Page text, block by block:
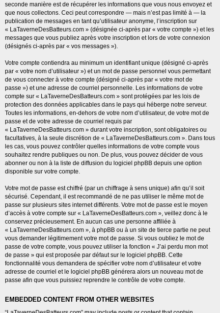
seconde manière est de récupérer les informations que vous nous envoyez et
que nous collectons. Ceci peut correspondre — mais n’est pas limité à — la
publication de messages en tant qu’utilisateur anonyme, l’inscription sur
« LaTaverneDesBatteurs.com » (désignée ci-après par « votre compte ») et les
messages que vous publiez après votre inscription et lors de votre connexion
(désignés ci-après par « vos messages »).
Votre compte contiendra au minimum un identifiant unique (désigné ci-après
par « votre nom d’utilisateur ») et un mot de passe personnel vous permettant
de vous connecter à votre compte (désigné ci-après par « votre mot de
passe ») et une adresse de courriel personnelle. Les informations de votre
compte sur « LaTaverneDesBatteurs.com » sont protégées par les lois de
protection des données applicables dans le pays qui héberge notre serveur.
Toutes les informations, en-dehors de votre nom d’utilisateur, de votre mot de
passe et de votre adresse de courriel requis par
« LaTaverneDesBatteurs.com » durant votre inscription, sont obligatoires ou
facultatives, à la seule discrétion de « LaTaverneDesBatteurs.com ». Dans tous
les cas, vous pouvez contrôler quelles informations de votre compte vous
souhaitez rendre publiques ou non. De plus, vous pouvez décider de vous
abonner ou non à la liste de diffusion du logiciel phpBB depuis une option
disponible sur votre compte.
Votre mot de passe est chiffré (par un chiffrage à sens unique) afin qu’il soit
sécurisé. Cependant, il est recommandé de ne pas utiliser le même mot de
passe sur plusieurs sites internet différents. Votre mot de passe est le moyen
d’accès à votre compte sur « LaTaverneDesBatteurs.com », veillez donc à le
conservez précieusement. En aucun cas une personne affiliée à
« LaTaverneDesBatteurs.com », à phpBB ou à un site de tierce partie ne peut
vous demander légitimement votre mot de passe. Si vous oubliez le mot de
passe de votre compte, vous pouvez utiliser la fonction « J’ai perdu mon mot
de passe » qui est proposée par défaut sur le logiciel phpBB. Cette
fonctionnalité vous demandera de spécifier votre nom d’utilisateur et votre
adresse de courriel et le logiciel phpBB générera alors un nouveau mot de
passe afin que vous puissiez reprendre le contrôle de votre compte.
EMBEDDED CONTENT FROM OTHER WEBSITES